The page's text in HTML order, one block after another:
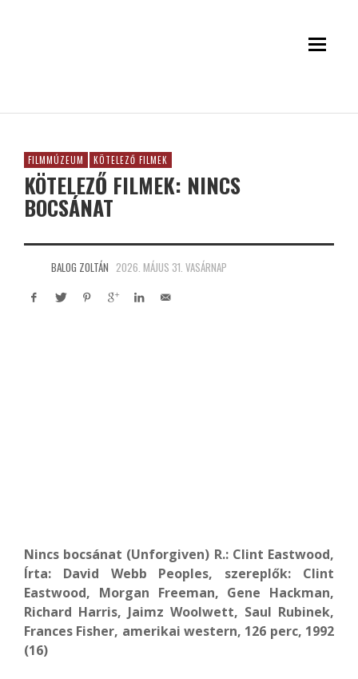
FILMMÚZEUM KÖTELEZŐ FILMEK
KÖTELEZŐ FILMEK: NINCS
BOCSÁNAT
BALOG ZOLTÁN 2026. MÁJUS 31. VASÁRNAP
Nincs bocsánat (Unforgiven) R.: Clint Eastwood,
Írta: David Webb Peoples, szereplők: Clint
Eastwood, Morgan Freeman, Gene Hackman,
Richard Harris, Jaimz Woolwett, Saul Rubinek,
Frances Fisher, amerikai western, 126 perc, 1992
(16)